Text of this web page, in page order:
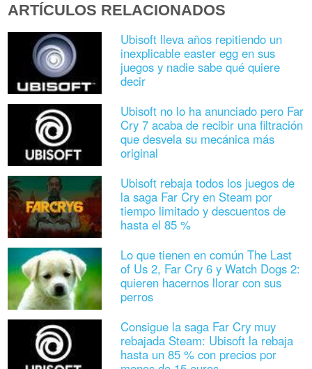
ARTÍCULOS RELACIONADOS
Ubisoft lleva años repitiendo un
inexplicable easter egg en sus
juegos y nadie sabe qué quiere
decir
Ubisoft no lo ha anunciado pero Far
Cry 7 acaba de recibir una filtración
que desvela su mecánica más
original
Ubisoft rebaja todos los juegos de
la saga Far Cry en Steam por
tiempo limitado y descuentos de
hasta el 85 %
Lo que tienen en común The Last
of Us 2, Far Cry 6 y Watch Dogs 2:
quieren hacernos llorar con sus
perros
Consigue la saga Far Cry muy
rebajada Steam: Ubisoft la rebaja
hasta un 85 % con precios por